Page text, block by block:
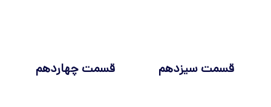
قسمت سیزدهم قسمت چهاردهم